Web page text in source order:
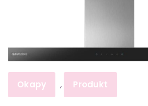
Okapy , Produkt